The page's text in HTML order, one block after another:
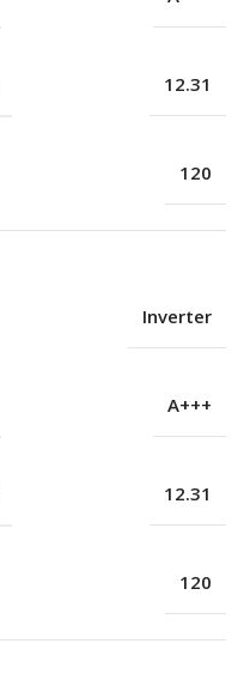
12.31
120
Inverter
A+++
12.31
120